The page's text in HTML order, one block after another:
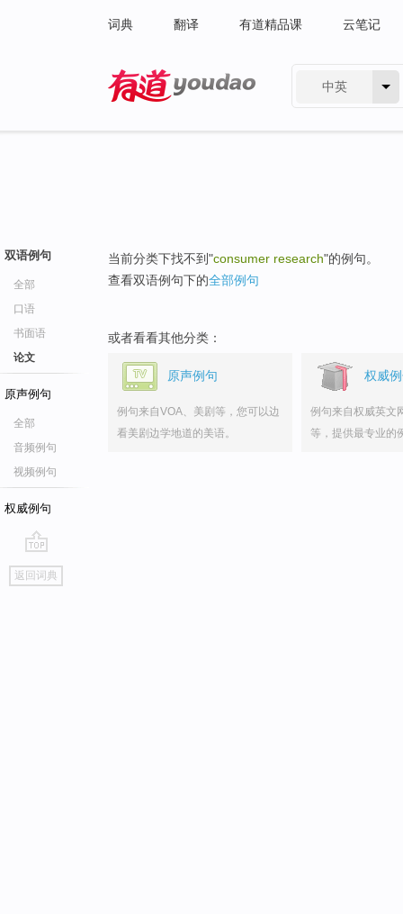
词典 翻译 有道精品课 云笔记
中英
双语例句
全部
口语
书面语
论文
原声例句
全部
音频例句
视频例句
权威例句
go
top
返回词典
当前分类下找不到"consumer research"的例句。
查看双语例句下的全部例句
或者看看其他分类：
原声例句
例句来自VOA、美剧等，您可以边
看美剧边学地道的美语。
权威
例句来自权威英文
等，提供最专业的